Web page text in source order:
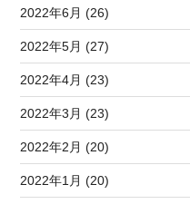
2022年6月 (26)
2022年5月 (27)
2022年4月 (23)
2022年3月 (23)
2022年2月 (20)
2022年1月 (20)